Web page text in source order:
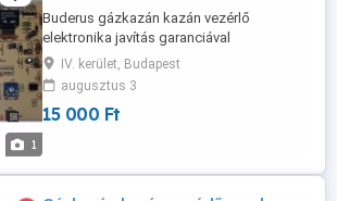
1
Buderus gázkazán kazán vezérlő
elektronika javítás garanciával
számlaképesen. Egyéni vállalkozó vagyok
a számlának nincs áfa vonzata számlát
magánember részére tudok kiállítani. A
gázkazán kazán vezérlő panelt postai
A ...
IV. kerület, Budapest
augusztus 3
15 000 Ft